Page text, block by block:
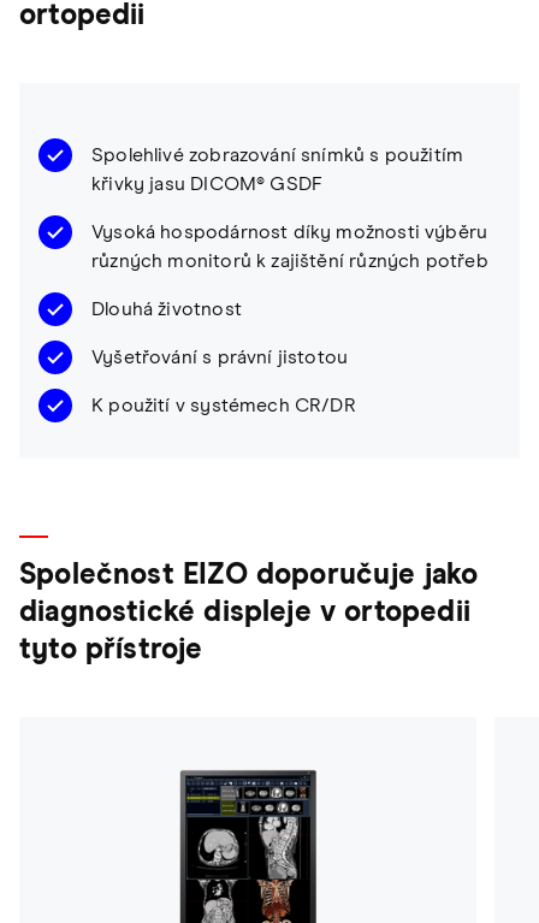
ortopedii
Spolehlivé zobrazování snímků s použitím
křivky jasu DICOM® GSDF
Vysoká hospodárnost díky možnosti výběru
různých monitorů k zajištění různých potřeb
Dlouhá životnost
Vyšetřování s právní jistotou
K použití v systémech CR/DR
Společnost EIZO doporučuje jako
diagnostické displeje v ortopedii
tyto přístroje